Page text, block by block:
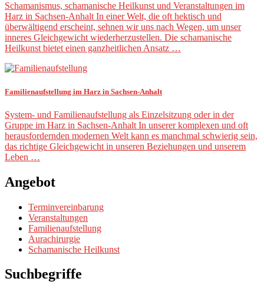
Schamanismus, schamanische Heilkunst und Veranstaltungen im
Harz in Sachsen-Anhalt In einer Welt, die oft hektisch und
überwältigend erscheint, sehnen wir uns nach Wegen, um unser
inneres Gleichgewicht wiederherzustellen. Die schamanische
Heilkunst bietet einen ganzheitlichen Ansatz …
Familienaufstellung im Harz in Sachsen-Anhalt
System- und Familienaufstellung als Einzelsitzung oder in der
Gruppe im Harz in Sachsen-Anhalt In unserer komplexen und oft
herausfordernden modernen Welt kann es manchmal schwierig sein,
das richtige Gleichgewicht in unseren Beziehungen und unserem
Leben …
Angebot
Terminvereinbarung
Veranstaltungen
Familienaufstellung
Aurachirurgie
Schamanische Heilkunst
Suchbegriffe